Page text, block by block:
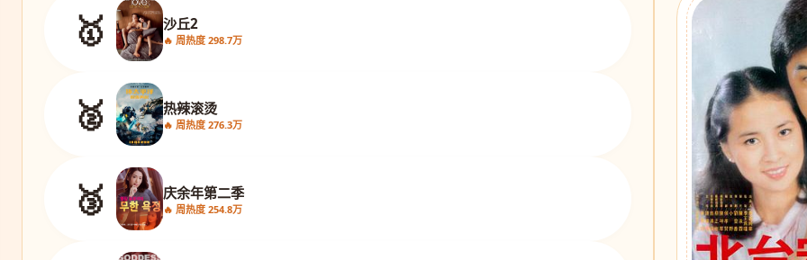
🥇 沙丘2
🔥 周热度 298.7万
🥈 热辣滚烫
🔥 周热度 276.3万
🥉 庆余年第二季
🔥 周热度 254.8万